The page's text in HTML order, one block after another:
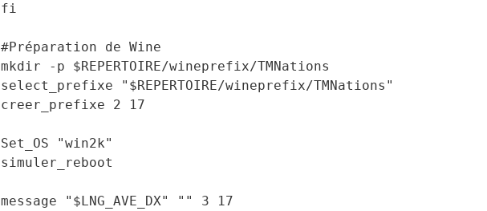
fi
#Préparation de Wine
mkdir -p $REPERTOIRE/wineprefix/TMNations
select_prefixe "$REPERTOIRE/wineprefix/TMNations"
creer_prefixe 2 17
Set_OS "win2k"
simuler_reboot
message "$LNG_AVE_DX" "" 3 17